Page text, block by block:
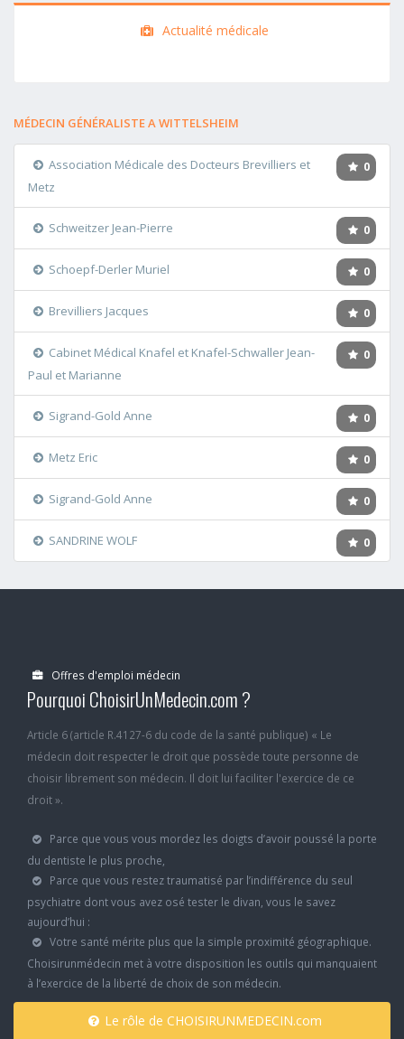
Actualité médicale
MÉDECIN GÉNÉRALISTE A WITTELSHEIM
0
Association Médicale des Docteurs Brevilliers et
Metz
0
Schweitzer Jean-Pierre
0
Schoepf-Derler Muriel
0
Brevilliers Jacques
0
Cabinet Médical Knafel et Knafel-Schwaller Jean-
Paul et Marianne
0
Sigrand-Gold Anne
0
Metz Eric
0
Sigrand-Gold Anne
0
SANDRINE WOLF
Offres d'emploi médecin
Pourquoi ChoisirUnMedecin.com ?
Article 6 (article R.4127-6 du code de la santé publique) « Le
médecin doit respecter le droit que possède toute personne de
choisir librement son médecin. Il doit lui faciliter l'exercice de ce
droit ».
Parce que vous vous mordez les doigts d’avoir poussé la porte
du dentiste le plus proche,
Parce que vous restez traumatisé par l’indifférence du seul
psychiatre dont vous avez osé tester le divan, vous le savez
aujourd’hui :
Votre santé mérite plus que la simple proximité géographique.
Choisirunmédecin met à votre disposition les outils qui manquaient
à l’exercice de la liberté de choix de son médecin.
Le rôle de CHOISIRUNMEDECIN.com